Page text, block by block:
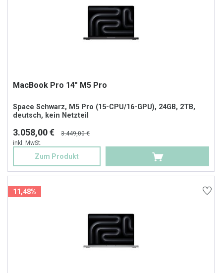
MacBook Pro 14" M5 Pro
Space Schwarz, M5 Pro (15-CPU/16-GPU), 24GB, 2TB,
deutsch, kein Netzteil
3.058,00 €
3.449,00 €
inkl. MwSt.
Zum Produkt
11,48%